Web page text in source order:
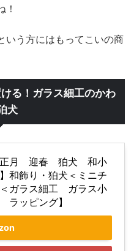
！
いう方にはもってこいの商
る！ガラス細工のかわ
犬
正月 迎春 狛犬 和小
飾り・狛犬＜ミニチ
ガラス細工 ガラス小
ッピング】